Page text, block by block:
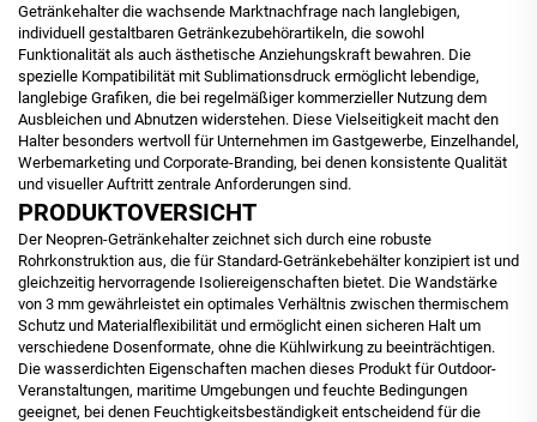
Getränkehalter die wachsende Marktnachfrage nach langlebigen,
individuell gestaltbaren Getränkezubehörartikeln, die sowohl
Funktionalität als auch ästhetische Anziehungskraft bewahren. Die
spezielle Kompatibilität mit Sublimationsdruck ermöglicht lebendige,
langlebige Grafiken, die bei regelmäßiger kommerzieller Nutzung dem
Ausbleichen und Abnutzen widerstehen. Diese Vielseitigkeit macht den
Halter besonders wertvoll für Unternehmen im Gastgewerbe, Einzelhandel,
Werbemarketing und Corporate-Branding, bei denen konsistente Qualität
und visueller Auftritt zentrale Anforderungen sind.
PRODUKTOVERSICHT
Der Neopren-Getränkehalter zeichnet sich durch eine robuste
Rohrkonstruktion aus, die für Standard-Getränkebehälter konzipiert ist und
gleichzeitig hervorragende Isoliereigenschaften bietet. Die Wandstärke
von 3 mm gewährleistet ein optimales Verhältnis zwischen thermischem
Schutz und Materialflexibilität und ermöglicht einen sicheren Halt um
verschiedene Dosenformate, ohne die Kühlwirkung zu beeinträchtigen.
Die wasserdichten Eigenschaften machen dieses Produkt für Outdoor-
Veranstaltungen, maritime Umgebungen und feuchte Bedingungen
geeignet, bei denen Feuchtigkeitsbeständigkeit entscheidend für die